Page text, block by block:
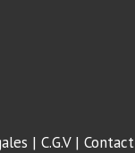
| C.G.V| Contact